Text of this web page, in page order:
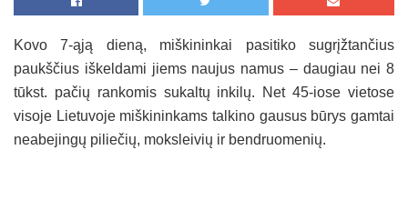
Kovo 7-ąją dieną, miškininkai pasitiko sugrįžtančius
paukščius iškeldami jiems naujus namus – daugiau nei 8
tūkst. pačių rankomis sukaltų inkilų. Net 45-iose vietose
visoje Lietuvoje miškininkams talkino gausus būrys gamtai
neabejingų piliečių, moksleivių ir bendruomenių.